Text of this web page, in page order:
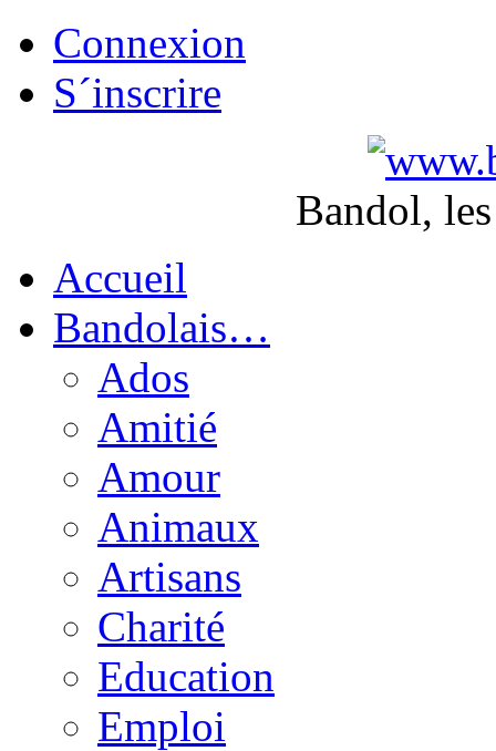
Connexion
S´inscrire
Bandol,
Accueil
Bandolais…
Ados
Amitié
Amour
Animaux
Artisans
Charité
Education
Emploi